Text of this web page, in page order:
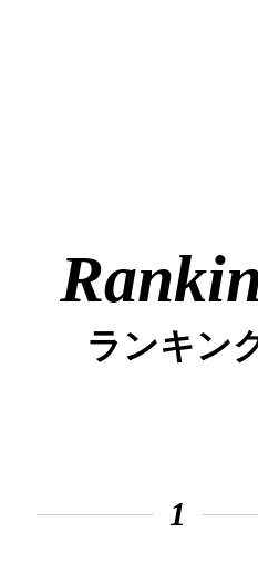
ランキン
1